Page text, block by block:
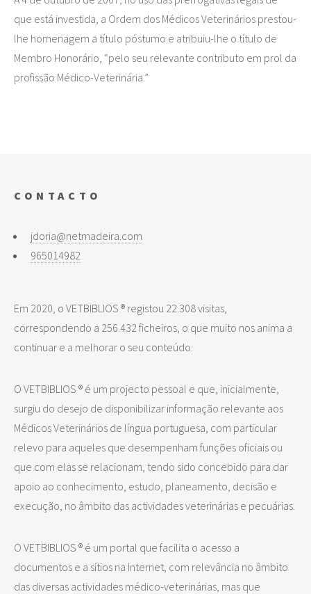
que está investida, a Ordem dos Médicos Veterinários prestou-
lhe homenagem a título póstumo e atribuiu-lhe o título de
Membro Honorário, “pelo seu relevante contributo em prol da
profissão Médico-Veterinária.”
Em 2020, o VETBIBLIOS ® registou 22.308 visitas,
correspondendo a 256.432 ficheiros, o que muito nos anima a
continuar e a melhorar o seu conteúdo.
O VETBIBLIOS ® é um projecto pessoal e que, inicialmente,
surgiu do desejo de disponibilizar informação relevante aos
Médicos Veterinários de língua portuguesa, com particular
relevo para aqueles que desempenham funções oficiais ou
que com elas se relacionam, tendo sido concebido para dar
apoio ao conhecimento, estudo, planeamento, decisão e
execução, no âmbito das actividades veterinárias e pecuárias.
O VETBIBLIOS ® é um portal que facilita o acesso a
documentos e a sítios na Internet, com relevância no âmbito
das diversas actividades médico-veterinárias, mas que
CONTACTO
jdoria@netmadeira.com
965014982